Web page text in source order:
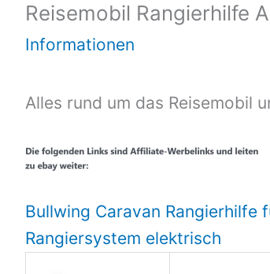
Reisemobil Rangierhilfe
Informationen
Alles rund um das Reisemobil
Bullwing Caravan Rangierhilfe
Rangiersystem elektrisch